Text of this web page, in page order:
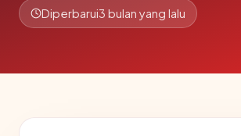
Diperbarui3 bulan yang lalu